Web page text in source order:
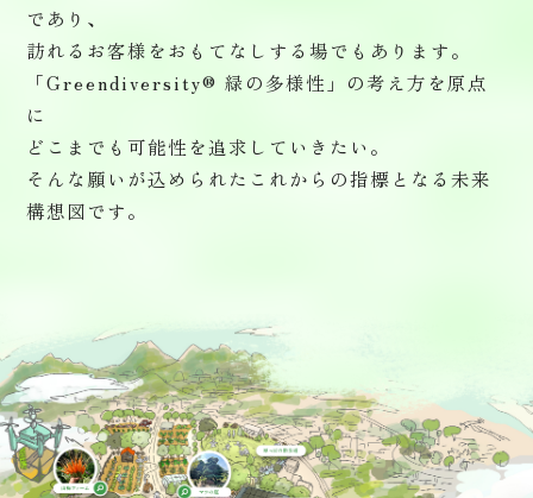
であり、
訪れるお客様をおもてなしする場でもあります。
「Greendiversity® 緑の多様性」の考え方を原点
に
どこまでも可能性を追求していきたい。
そんな願いが込められたこれからの指標となる未来
構想図です。